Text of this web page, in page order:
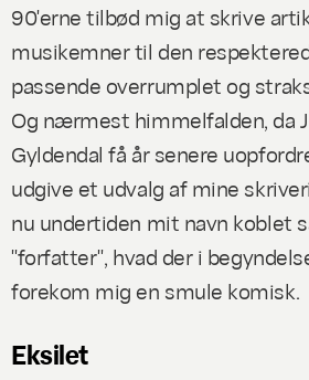
90'erne tilbød mig at skrive
musikemner til den
passende overrumplet og
Og nærmest himmelfalden, da
Gyldendal få år senere
udgive et udvalg af mine
nu undertiden mit navn koblet
"forfatter", hvad der i
forekom mig en smule komisk.
Eksilet